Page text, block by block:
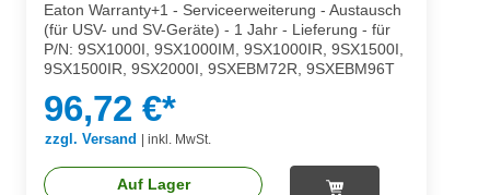
Eaton Warranty+1 - Serviceerweiterung - Austausch
(für USV- und SV-Geräte) - 1 Jahr - Lieferung - für
P/N: 9SX1000I, 9SX1000IM, 9SX1000IR, 9SX1500I,
9SX1500IR, 9SX2000I, 9SXEBM72R, 9SXEBM96T
96,72 €*
zzgl. Versand inkl. MwSt.
Auf Lager